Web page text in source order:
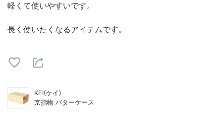
軽くて使いやすいです。
長く使いたくなるアイテムです。
KEI(ケイ)
京指物 バターケース